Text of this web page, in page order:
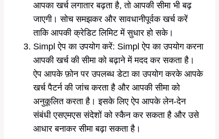
आपका खर्च लगातार बढ़ता है, तो आपकी सीमा भी बढ़
जाएगी। सोच समझकर और सावधानीपूर्वक खर्च करें
ताकि आपकी क्रेडिट लिमिट में सुधार हो सके।
Simpl ऐप का उपयोग करें: Simpl ऐप का उपयोग करना
आपकी खर्च की सीमा को बढ़ाने में मदद कर सकता है।
ऐप आपके फ़ोन पर उपलब्ध डेटा का उपयोग करके आपके
खर्च पैटर्न की जांच करता है और आपकी सीमा को
अनुकूलित करता है। इसके लिए ऐप आपके लेन-देन
संबंधी एसएमएस संदेशों को स्कैन कर सकता है और उसे
आधार बनाकर सीमा बढ़ा सकता है।